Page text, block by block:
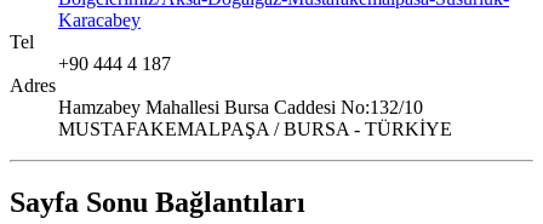
Karacabey
Tel
+90 444 4 187
Adres
Hamzabey Mahallesi Bursa Caddesi No:132/10
MUSTAFAKEMALPAŞA / BURSA - TÜRKİYE
Sayfa Sonu Bağlantıları